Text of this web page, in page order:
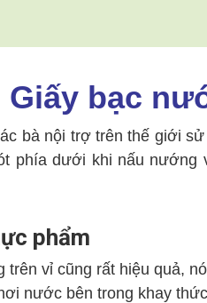
Giấy bạc
bà nội trợ trên thế giới
phía dưới khi nấu
phẩm
vỉ cũng rất hiệu quả,
nước bên trong khay